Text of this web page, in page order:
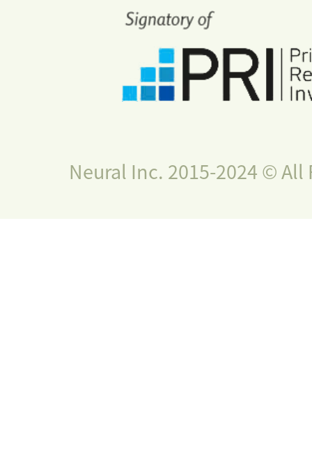
Neural Inc. 2015-2024 © All